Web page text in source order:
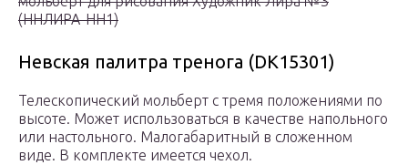
(ННЛИРА-НН1)
Невская палитра тренога (DK15301)
Телескопический мольберт с тремя положениями по
высоте. Может использоваться в качестве напольного
или настольного. Малогабаритный в сложенном
виде. В комплекте имеется чехол.